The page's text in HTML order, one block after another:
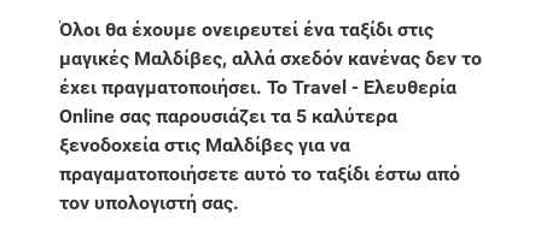
Όλοι θα έχουμε ονειρευτεί ένα ταξίδι στις
μαγικές Μαλδίβες, αλλά σχεδόν κανένας δεν το
έχει πραγματοποιήσει. Το Travel - Ελευθερία
Online σας παρουσιάζει τα 5 καλύτερα
ξενοδοχεία στις Μαλδίβες για να
πραγαματοποιήσετε αυτό το ταξίδι έστω από
τον υπολογιστή σας.